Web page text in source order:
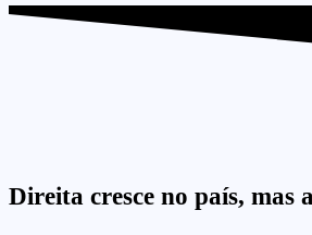
Direita cresce no país, mas